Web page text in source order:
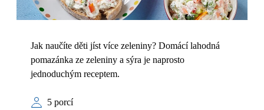
Jak naučíte děti jíst více zeleniny? Domácí lahodná
pomazánka ze zeleniny a sýra je naprosto
jednoduchým receptem.
5 porcí